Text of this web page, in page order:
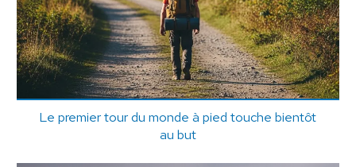
Le premier tour du monde à pied touche bientôt
au but